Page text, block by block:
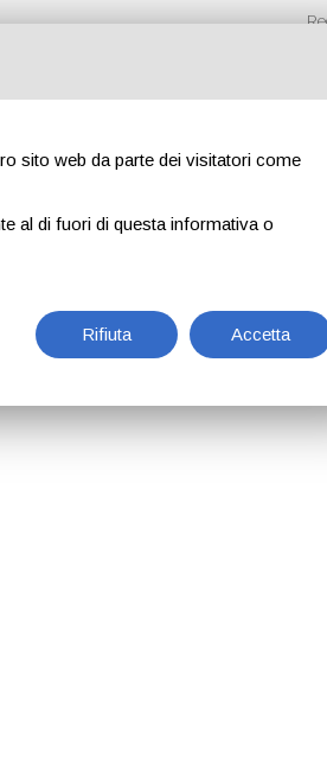
sito web da parte dei visitatori come
al di fuori di questa informativa o
Rifiuta Accetta